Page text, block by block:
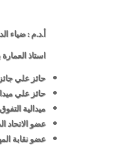
أ.د.م : ضياء
استاذ
حائز علي
حائز علي
ميدالية
عضو الاتحاد
عضو نقابة